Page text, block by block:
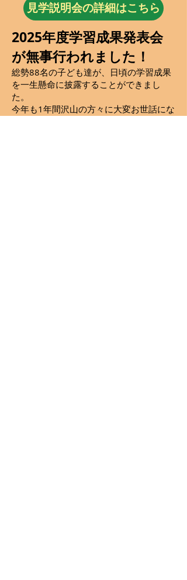
見学説明会の詳細はこちら
2025年度学習成果発表会
が無事行われました！
総勢88名の子ども達が、日頃の学習成果
を一生懸命に披露することができまし
た。
今年も1年間沢山の方々に大変お世話にな